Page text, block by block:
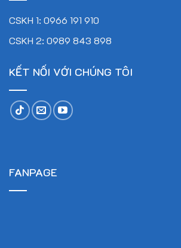
CSKH 1: 0966 191 910
CSKH 2: 0989 843 898
KẾT NỐI VỚI CHÚNG TÔI
FANPAGE